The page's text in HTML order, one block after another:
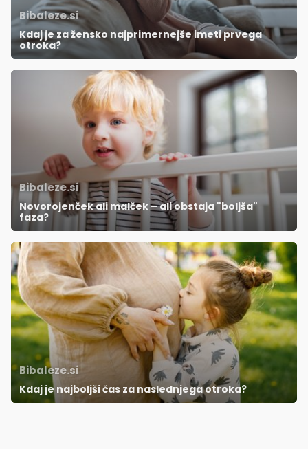
Bibaleze.si
Kdaj je za žensko najprimernejše imeti prvega
otroka?
Bibaleze.si
Novorojenček ali malček – ali obstaja "boljša"
faza?
Bibaleze.si
Kdaj je najboljši čas za naslednjega otroka?